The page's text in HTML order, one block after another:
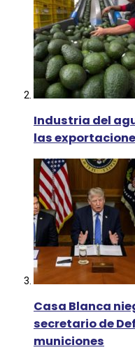
Industria del
las
Casa Blanca
secretario de
municiones